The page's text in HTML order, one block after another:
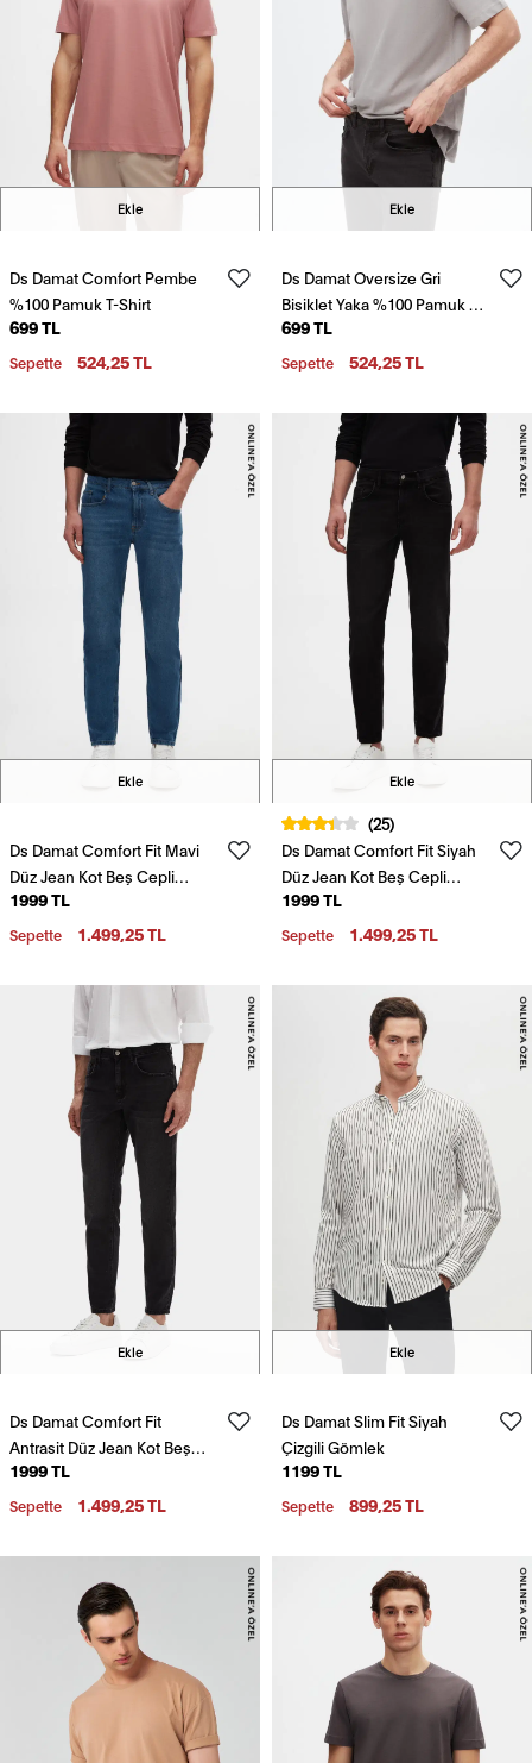
Ekle
Ds Damat Comfort Pembe
%100 Pamuk T-Shirt
699 TL
Sepette 524,25 TL
Ekle
Ds Damat Oversize Gri
Bisiklet Yaka %100 Pamuk T-
Shirt
699 TL
Sepette 524,25 TL
Ekle
Ds Damat Comfort Fit Mavi
Düz Jean Kot Beş Cepli
Yıkamalı Denim Pantolon
1999 TL
Sepette 1.499,25 TL
Ekle
(25)
Ds Damat Comfort Fit Siyah
Düz Jean Kot Beş Cepli
Yıkamalı Denim Pantolon
1999 TL
Sepette 1.499,25 TL
Ekle
Ds Damat Comfort Fit
Antrasit Düz Jean Kot Beş
Cepli Yıkamalı Denim
Pantolon
1999 TL
Sepette 1.499,25 TL
Ekle
Ds Damat Slim Fit Siyah
Çizgili Gömlek
1199 TL
Sepette 899,25 TL